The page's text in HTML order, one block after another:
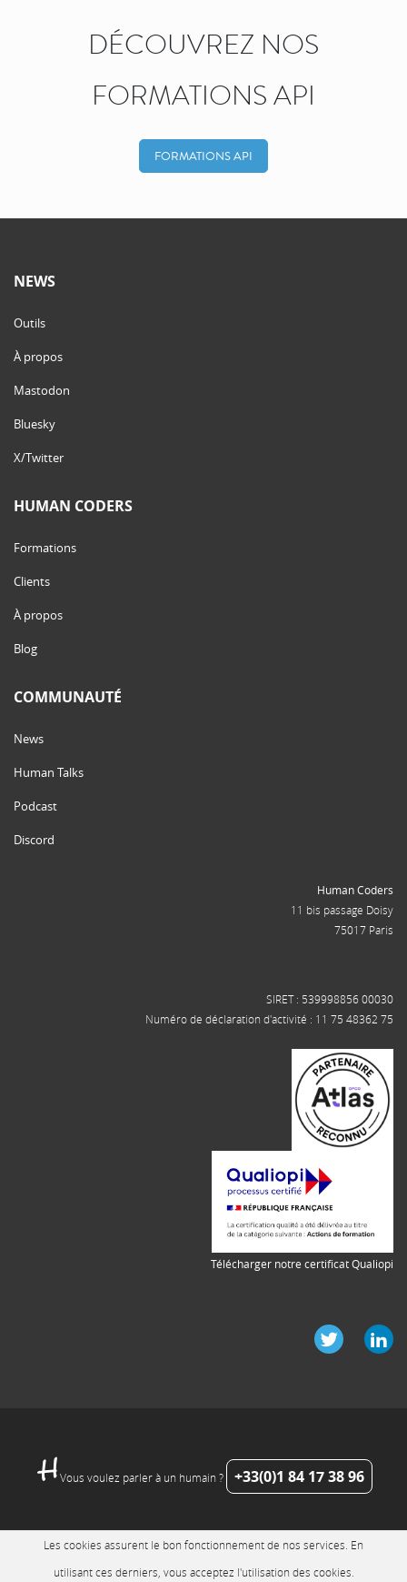
DÉCOUVREZ NOS
FORMATIONS API
FORMATIONS API
NEWS
Outils
À propos
Mastodon
Bluesky
X/Twitter
HUMAN CODERS
Formations
Clients
À propos
Blog
COMMUNAUTÉ
News
Human Talks
Podcast
Discord
Human Coders
11 bis passage Doisy
75017 Paris
SIRET : 539998856 00030
Numéro de déclaration d'activité : 11 75 48362 75
Télécharger notre certificat Qualiopi
Vous voulez parler à un humain ? +33(0)1 84 17 38 96
Les cookies assurent le bon fonctionnement de nos services. En
utilisant ces derniers, vous acceptez l'utilisation des cookies.